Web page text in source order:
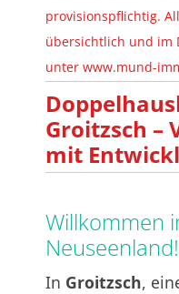
provisionspflichtig.
übersichtlich und im
unter www.mund-
Groitzsch –
mit
Willkommen
Neuseenland!
In Groitzsch,